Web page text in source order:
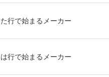
た行で始まるメーカー
は行で始まるメーカー